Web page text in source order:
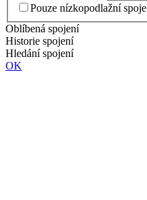
Pouze nízkopodlažní spoje
Oblíbená spojení
Historie spojení
Hledání spojení
OK